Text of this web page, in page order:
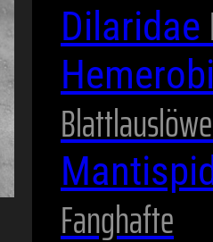
Dilaridae
Fanghafte